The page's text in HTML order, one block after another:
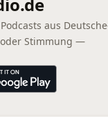
aus
oder Stimmung —